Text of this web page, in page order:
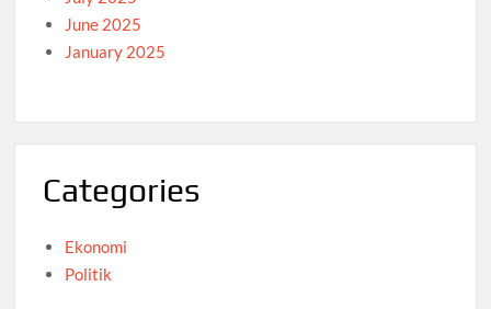
June 2025
January 2025
Categories
Ekonomi
Politik